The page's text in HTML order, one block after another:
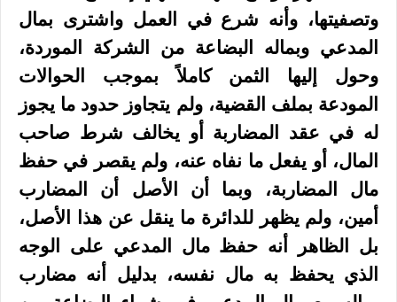
وتصفيتها، وأنه شرع في العمل واشترى بمال
المدعي وبماله البضاعة من الشركة الموردة،
وحول إليها الثمن کاملاً بموجب الحوالات
المودعة بملف القضية، ولم يتجاوز حدود ما يجوز
له في عقد المضاربة أو يخالف شرط صاحب
المال، أو يفعل ما نفاه عنه، ولم يقصر في حفظ
مال المضاربة، وبما أن الأصل أن المضارب
أمين، ولم يظهر للدائرة ما ينقل عن هذا الأصل،
بل الظاهر أنه حفظ مال المدعي على الوجه
الذي يحفظ به مال نفسه، بدليل أنه مضارب